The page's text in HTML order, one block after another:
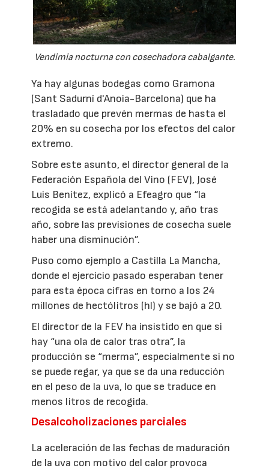
Vendimia nocturna con cosechadora cabalgante.
Ya hay algunas bodegas como Gramona
(Sant Sadurní d'Anoia-Barcelona) que ha
trasladado que prevén mermas de hasta el
20% en su cosecha por los efectos del calor
extremo.
Sobre este asunto, el director general de la
Federación Española del Vino (FEV), José
Luis Benítez, explicó a Efeagro que “la
recogida se está adelantando y, año tras
año, sobre las previsiones de cosecha suele
haber una disminución”.
Puso como ejemplo a Castilla La Mancha,
donde el ejercicio pasado esperaban tener
para esta época cifras en torno a los 24
millones de hectólitros (hl) y se bajó a 20.
El director de la FEV ha insistido en que si
hay “una ola de calor tras otra”, la
producción se “merma”, especialmente si no
se puede regar, ya que se da una reducción
en el peso de la uva, lo que se traduce en
menos litros de recogida.
Desalcoholizaciones parciales
La aceleración de las fechas de maduración
de la uva con motivo del calor provoca